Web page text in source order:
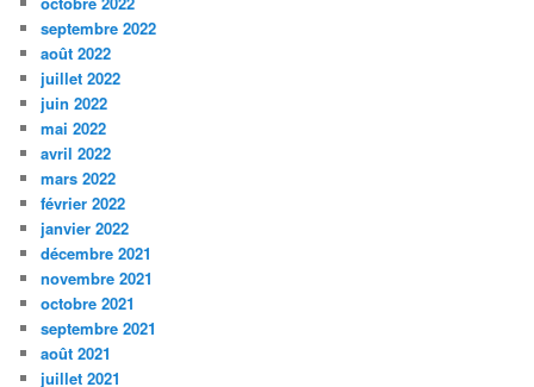
septembre 2022
août 2022
juillet 2022
juin 2022
mai 2022
avril 2022
mars 2022
février 2022
janvier 2022
décembre 2021
novembre 2021
octobre 2021
septembre 2021
août 2021
juillet 2021